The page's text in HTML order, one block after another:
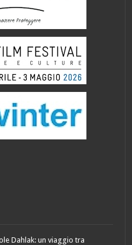
Dahlak: un viaggio tra